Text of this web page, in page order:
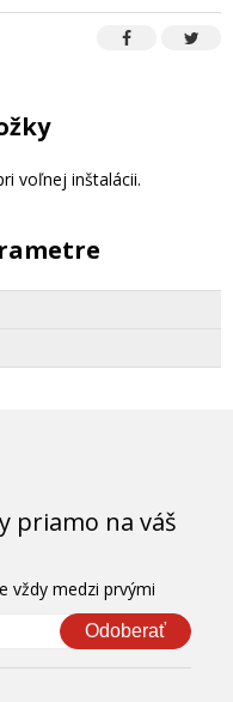
voľnej inštalácii.
priamo na váš
vždy medzi prvými
Odoberať